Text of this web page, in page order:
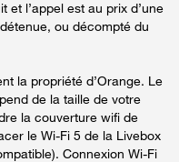
et l’appel est au prix d’une
ou décompté du
la propriété d’Orange. Le
de la taille de votre
la couverture wifi de
le Wi-Fi 5 de la Livebox
Connexion Wi-Fi